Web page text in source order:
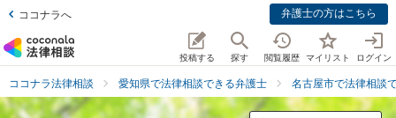
ココナラへ 弁護士の方はこちら
投稿する 探す 閲覧履歴 マイリスト ログイン
ココナラ法律相談 愛知県で法律相談できる弁護士 名古屋市で法律相談